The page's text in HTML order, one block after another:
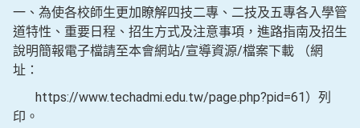
一、為使各校師生更加瞭解四技二專、二技及五專各入學管
道特性、重要日程、招生方式及注意事項，進路指南及招生
說明簡報電子檔請至本會網站/宣導資源/檔案下載 （網
址：
https://www.techadmi.edu.tw/page.php?pid=61）列
印。